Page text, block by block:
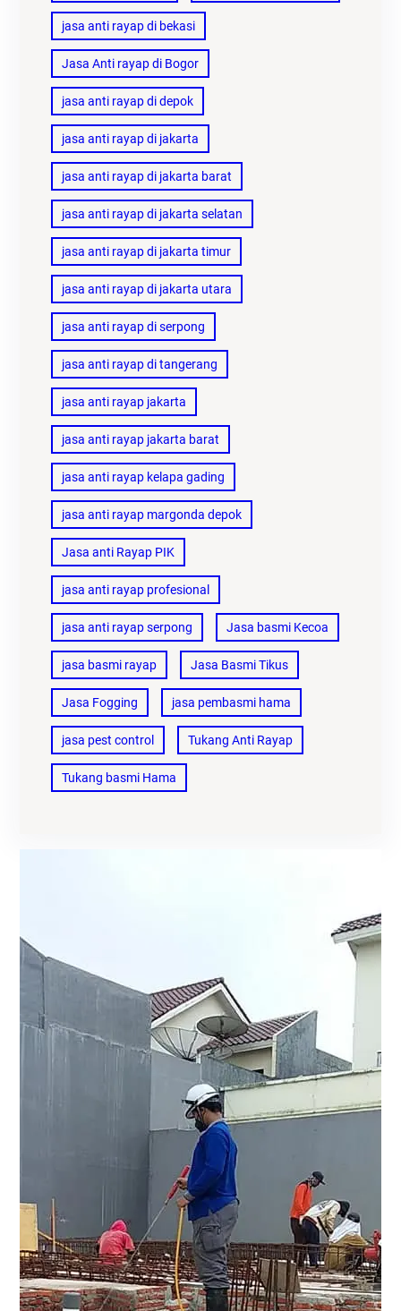
jasa anti rayap di bekasi
Jasa Anti rayap di Bogor
jasa anti rayap di depok
jasa anti rayap di jakarta
jasa anti rayap di jakarta barat
jasa anti rayap di jakarta selatan
jasa anti rayap di jakarta timur
jasa anti rayap di jakarta utara
jasa anti rayap di serpong
jasa anti rayap di tangerang
jasa anti rayap jakarta
jasa anti rayap jakarta barat
jasa anti rayap kelapa gading
jasa anti rayap margonda depok
Jasa anti Rayap PIK
jasa anti rayap profesional
jasa anti rayap serpong Jasa basmi Kecoa
jasa basmi rayap Jasa Basmi Tikus
Jasa Fogging jasa pembasmi hama
jasa pest control Tukang Anti Rayap
Tukang basmi Hama